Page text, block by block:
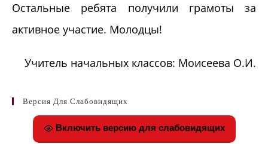
Остальные ребята получили грамоты за
активное участие. Молодцы!
Учитель начальных классов: Моисеева О.И.
Версия Для Слабовидящих
Включить версию для слабовидящих